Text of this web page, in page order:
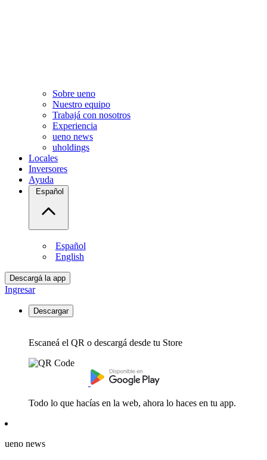
Sobre ueno
Nuestro equipo
Trabajá con nosotros
Experiencia
ueno news
uholdings
Locales
Inversores
Ayuda
Español
Español
English
Descargá la app
Ingresar
Descargar
Escaneá el QR o descargá desde tu Store
Todo lo que hacías en la web, ahora lo haces en tu app.
ueno news